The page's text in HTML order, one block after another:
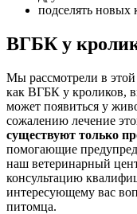
подселять новых
ВГБК у
Мы рассмотрели в этой
как ВГБК у кроликов,
может появиться у
сожалению лечение
существуют только
помогающие
наш ветеринарный
консультацию
интересующему вас
питомца.